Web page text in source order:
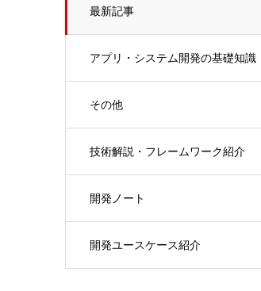
最新記事
アプリ・システム開発の基礎知識
その他
技術解説・フレームワーク紹介
開発ノート
開発ユースケース紹介